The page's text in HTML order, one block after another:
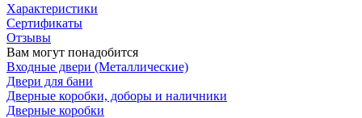
Характеристики
Сертификаты
Отзывы
Вам могут понадобится
Входные двери (Металлические)
Двери для бани
Дверные коробки, доборы и наличники
Дверные коробки